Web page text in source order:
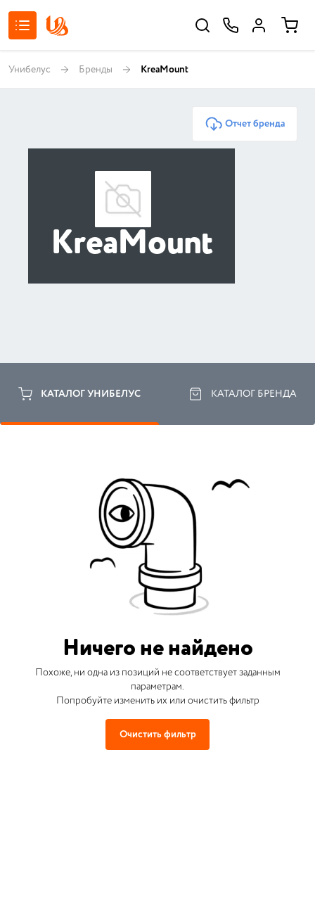
Унибелус Бренды KreaMount
Отчет бренда
KreaMount
КАТАЛОГ УНИБЕЛУС КАТАЛОГ БРЕНДА
Ничего не найдено
Похоже, ни одна из позиций не соответствует заданным
параметрам.
Попробуйте изменить их или очистить фильтр
Очистить фильтр